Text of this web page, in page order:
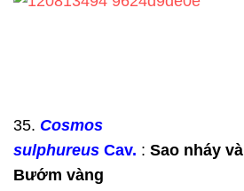
35. Cosmos
sulphureus Cav. : Sao nháy
Bướm vàng